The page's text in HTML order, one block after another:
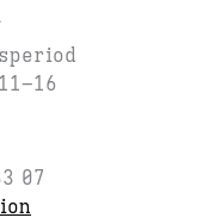
07